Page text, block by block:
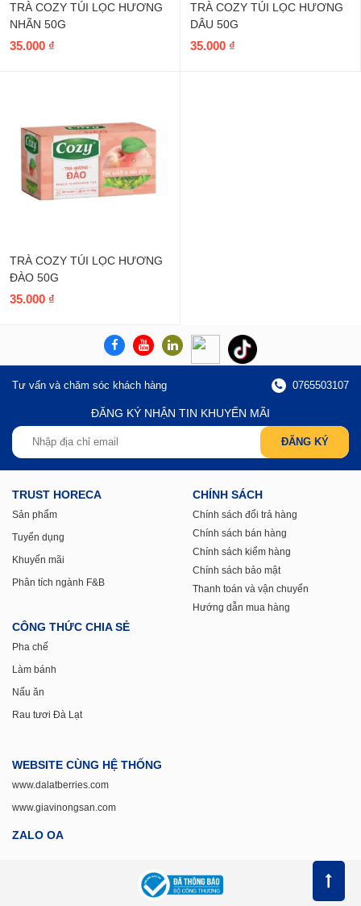
TRÀ COZY TÚI LỌC HƯƠNG
NHÃN 50G
35.000 ₫
TRÀ COZY TÚI LỌC HƯƠNG
DÂU 50G
35.000 ₫
TRÀ COZY TÚI LỌC HƯƠNG
ĐÀO 50G
35.000 ₫
Tư vấn và chăm sóc khách hàng 0765503107
ĐĂNG KÝ NHẬN TIN KHUYẾN MÃI
TRUST HORECA
Sản phẩm
Tuyển dụng
Khuyến mãi
Phân tích ngành F&B
CHÍNH SÁCH
Chính sách đổi trả hàng
Chính sách bán hàng
Chính sách kiểm hàng
Chính sách bảo mật
Thanh toán và vận chuyển
Hướng dẫn mua hàng
CÔNG THỨC CHIA SẺ
Pha chế
Làm bánh
Nấu ăn
Rau tươi Đà Lạt
WEBSITE CÙNG HỆ THỐNG
www.dalatberries.com
www.giavinongsan.com
ZALO OA